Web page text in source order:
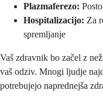
Plazmaferezo:
Hospitalizacijo: Za
spremljanje
Vaš zdravnik bo začel z
vaš odziv. Mnogi ljudje
potrebujejo naprednejša